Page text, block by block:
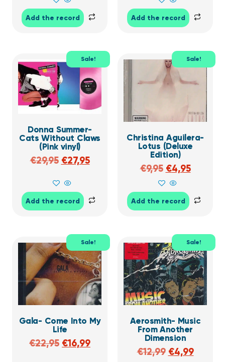
Add the record Add the record
Sale!
Donna Summer-
Cats Without Claws
(Pink vinyl)
€29,95 €27,95
Add the record
Sale!
Christina Aguilera-
Lotus (Deluxe
Edition)
€9,95 €4,95
Add the record
Sale!
Gala- Come Into My
Life
€22,95 €16,99
Sale!
Aerosmith- Music
From Another
Dimension
€12,99 €4,99